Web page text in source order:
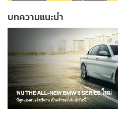
บทความแนะนำ